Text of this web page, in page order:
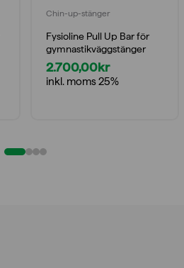
Chin-up-stänger
Fysioline Pull Up Bar för
gymnastikväggstänger
2.700,00kr
inkl. moms 25%